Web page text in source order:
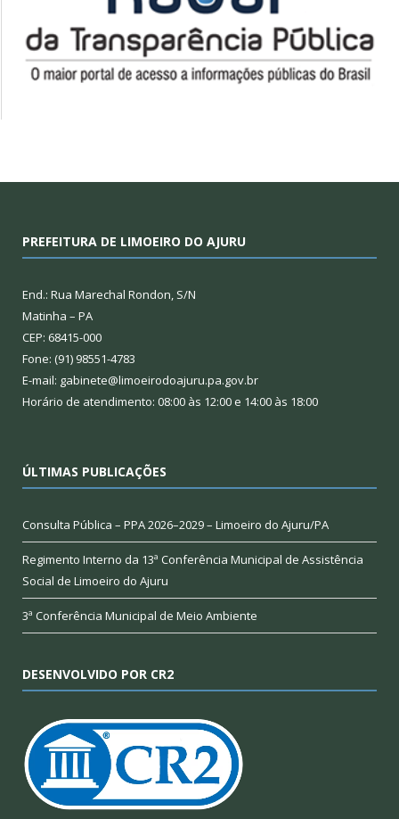
PREFEITURA DE LIMOEIRO DO AJURU
End.: Rua Marechal Rondon, S/N
Matinha – PA
CEP: 68415-000
Fone: (91) 98551-4783
E-mail: gabinete@limoeirodoajuru.pa.gov.br
Horário de atendimento: 08:00 às 12:00 e 14:00 às 18:00
ÚLTIMAS PUBLICAÇÕES
Consulta Pública – PPA 2026–2029 – Limoeiro do Ajuru/PA
Regimento Interno da 13ª Conferência Municipal de Assistência
Social de Limoeiro do Ajuru
3ª Conferência Municipal de Meio Ambiente
DESENVOLVIDO POR CR2